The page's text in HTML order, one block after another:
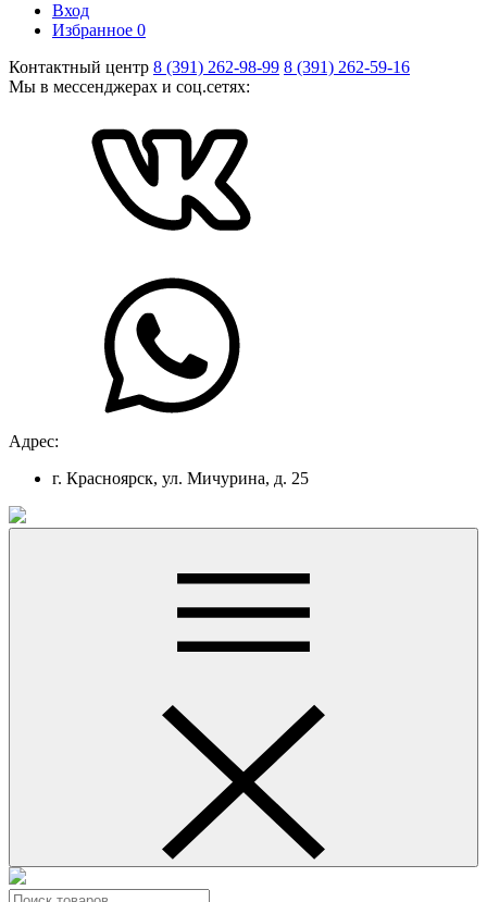
Вход
Избранное 0
Контактный центр 8 (391) 262-98-99 8 (391) 262-59-16
Мы в мессенджерах и соц.сетях:
Адрес:
г. Красноярск, ул. Мичурина, д. 25